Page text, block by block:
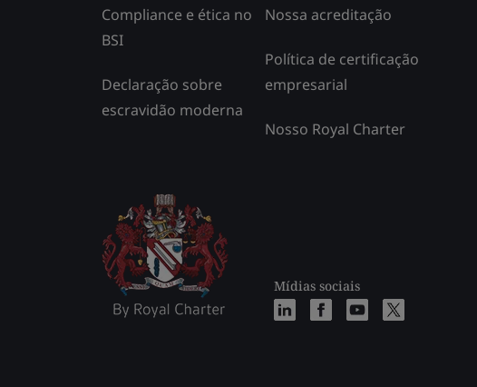
Compliance e ética no
BSI
Declaração sobre
escravidão moderna
Nossa acreditação
Política de certificação
empresarial
Nosso Royal Charter
Mídias sociais